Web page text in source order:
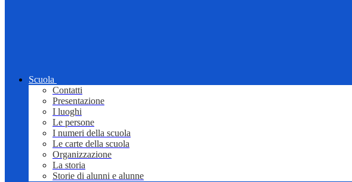
Scuola
Contatti
Presentazione
I luoghi
Le persone
I numeri della scuola
Le carte della scuola
Organizzazione
La storia
Storie di alunni e alunne